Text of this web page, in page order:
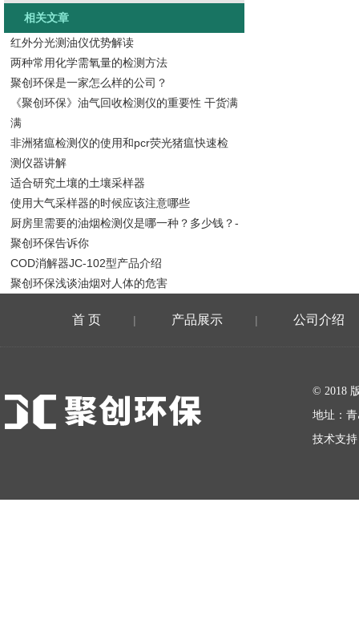
相关文章
红外分光测油仪优势解读
两种常用化学需氧量的检测方法
聚创环保是一家怎么样的公司？
《聚创环保》油气回收检测仪的重要性 干货满
满
非洲猪瘟检测仪的使用和pcr荧光猪瘟快速检
测仪器讲解
适合研究土壤的土壤采样器
使用大气采样器的时候应该注意哪些
厨房里需要的油烟检测仪是哪一种？多少钱？-
聚创环保告诉你
COD消解器JC-102型产品介绍
聚创环保浅谈油烟对人体的危害
首 页 | 产品展示 | 公司介绍
© 2018
地址：
技术支